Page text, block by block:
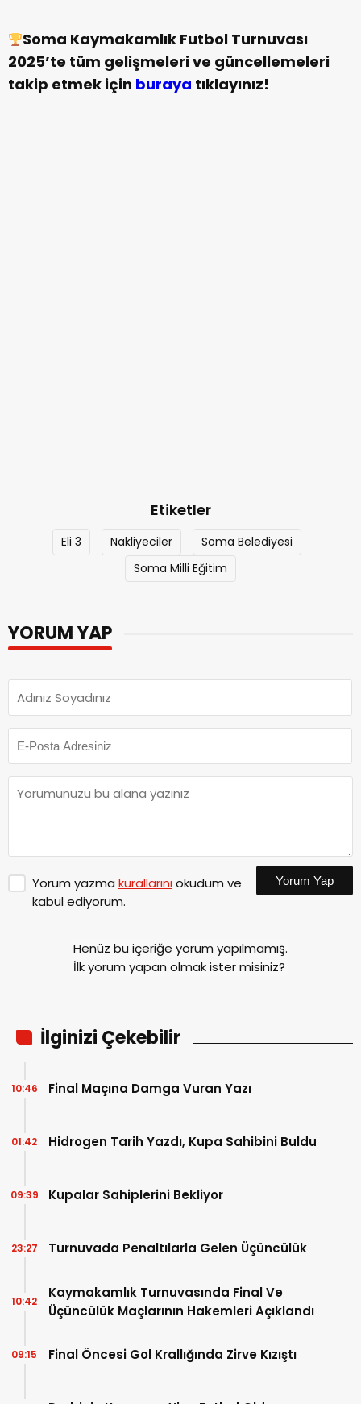
Soma Kaymakamlık Futbol Turnuvası
2025’te tüm gelişmeleri ve güncellemeleri
takip etmek için buraya tıklayınız!
Etiketler
Eli 3 Nakliyeciler
Soma Belediyesi
Soma Milli Eğitim
YORUM YAP
Yorum yazma kurallarınıokudum ve
kabul ediyorum.
Yorum Yap
Henüz bu içeriğe yorum yapılmamış.
İlk yorum yapan olmak ister misiniz?
İlginizi Çekebilir
Final Maçına Damga Vuran Yazı
10:46
Hidrogen Tarih Yazdı, Kupa Sahibini Buldu
01:42
Kupalar Sahiplerini Bekliyor
09:39
Turnuvada Penaltılarla Gelen Üçüncülük
23:27
Kaymakamlık Turnuvasında Final Ve
Üçüncülük Maçlarının Hakemleri Açıklandı
10:42
Final Öncesi Gol Krallığında Zirve Kızıştı
09:15